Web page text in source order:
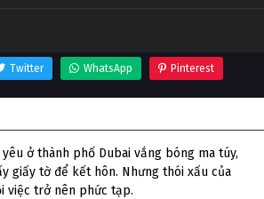
Twitter WhatsApp Pinterest
ở thành phố Dubai vắng bóng ma túy,
giấy tờ để kết hôn. Nhưng thói xấu của
việc trở nên phức tạp.